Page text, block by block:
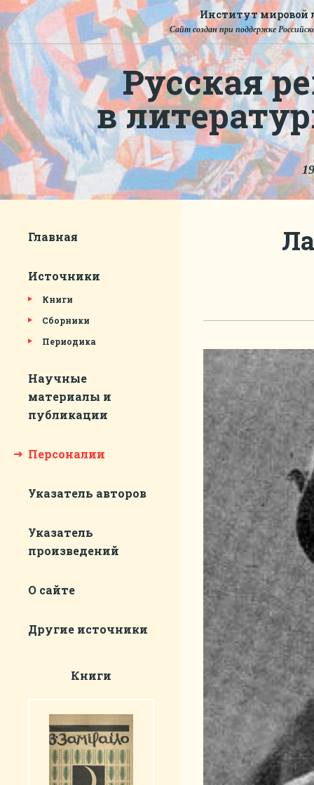
Институт мировой
Сайт создан при поддержке
Русская
в
Главная
Источники
Книги
Сборники
Периодика
Научные
материалы и
публикации
Персоналии
Указатель авторов
Указатель
произведений
О сайте
Другие источники
Книги